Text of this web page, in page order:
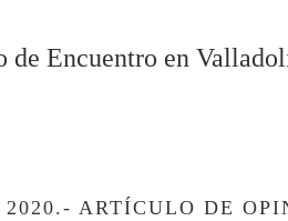
de Encuentro en
ARTÍCULO DE